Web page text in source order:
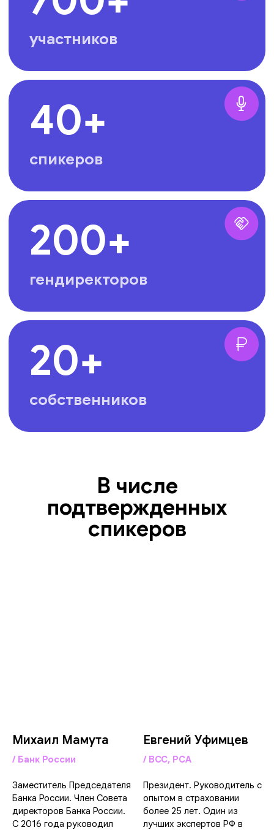
В числе
подтвержденных
спикеров
Михаил Мамута
/ Банк России
Заместитель Председателя
Банка России. Член Совета
директоров Банка России.
С 2016 года руководил
Евгений Уфимцев
/ ВСС, РСА
Президент. Руководитель с
опытом в страховании
более 25 лет. Один из
лучших экспертов РФ в